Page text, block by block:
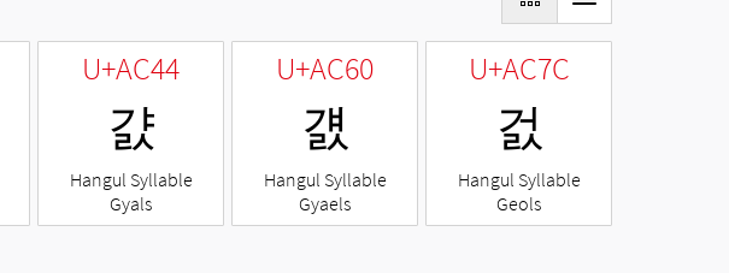
U+AC44
걄
Hangul Syllable
Gyals
U+AC60
걠
Hangul Syllable
Gyaels
U+AC7C
걼
Hangul Syllable
Geols